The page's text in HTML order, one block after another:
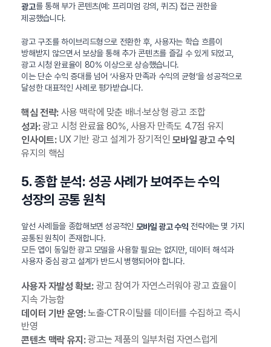
광고를 통해 부가 콘텐츠(예: 프리미엄 강의, 퀴즈) 접근 권한을
제공했습니다.
광고 구조를 하이브리드형으로 전환한 후, 사용자는 학습 흐름이
방해받지 않으면서 보상을 통해 추가 콘텐츠를 즐길 수 있게 되었고,
광고 시청 완료율이 80% 이상으로 상승했습니다.
이는 단순 수익 증대를 넘어 ‘사용자 만족과 수익의 균형’을 성공적으로
달성한 대표적인 사례로 평가받습니다.
핵심 전략:사용 맥락에 맞춘 배너·보상형 광고 조합
성과:광고 시청 완료율 80%, 사용자 만족도 4.7점 유지
인사이트:UX 기반 광고 설계가 장기적인 모바일 광고 수익
유지의 핵심
5. 종합 분석: 성공 사례가 보여주는 수익
성장의 공통 원칙
앞선 사례들을 종합해보면 성공적인 모바일 광고 수익 전략에는 몇 가지
공통된 원칙이 존재합니다.
모든 앱이 동일한 광고 모델을 사용할 필요는 없지만, 데이터 해석과
사용자 중심 광고 설계가 반드시 병행되어야 합니다.
사용자 자발성 확보:광고 참여가 자연스러워야 광고 효율이
지속 가능함
데이터 기반 운영:노출·CTR·이탈률 데이터를 수집하고 즉시
반영
콘텐츠 맥락 유지:광고는 제품의 일부처럼 자연스럽게